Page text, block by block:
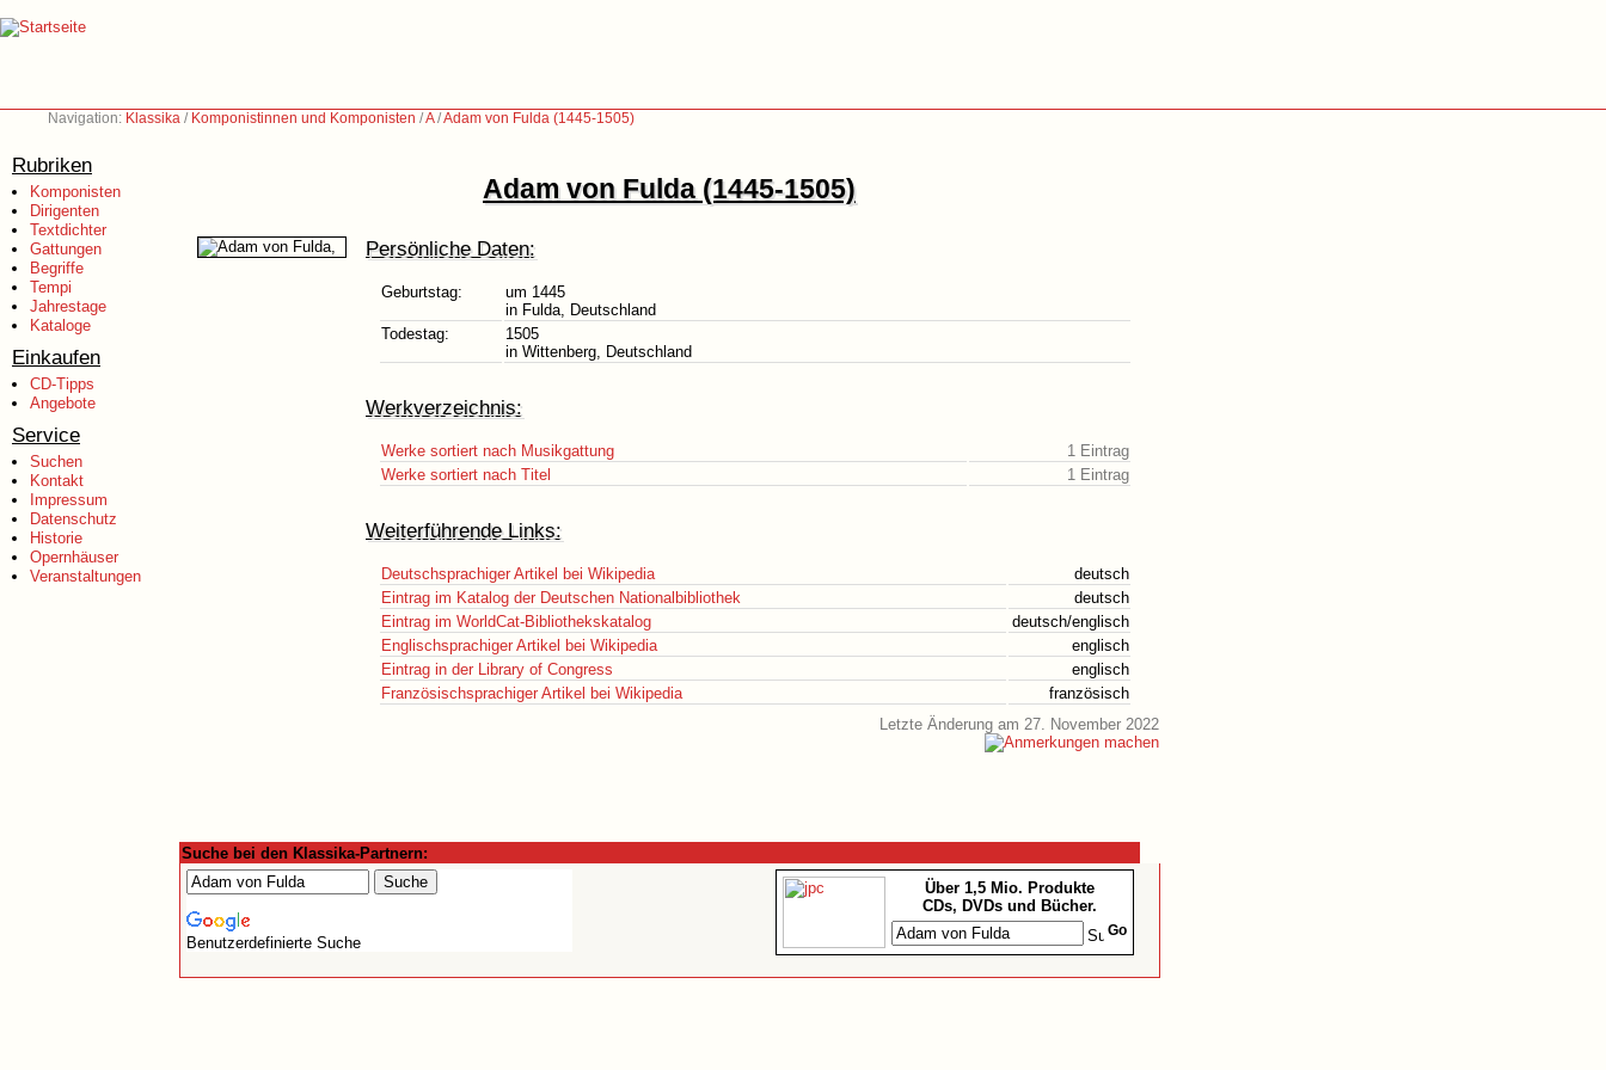
Navigation: Klassika / Komponistinnen und Komponisten /A/Adam von Fulda (1445-1505)
Rubriken
Komponisten
Dirigenten
Textdichter
Gattungen
Begriffe
Tempi
Jahrestage
Kataloge
Einkaufen
CD-Tipps
Angebote
Service
Suchen
Kontakt
Impressum
Datenschutz
Historie
Opernhäuser
Veranstaltungen
Adam von Fulda (1445-1505)
Persönliche Daten:
Geburtstag:
um 1445
in Fulda, Deutschland
Todestag:
1505
in Wittenberg, Deutschland
Werkverzeichnis:
Werke sortiert nach Musikgattung
1 Eintrag
Werke sortiert nach Titel
1 Eintrag
Weiterführende Links:
Deutschsprachiger Artikel bei Wikipedia
deutsch
Eintrag im Katalog der Deutschen Nationalbibliothek
deutsch
Eintrag im WorldCat-Bibliothekskatalog
deutsch/englisch
Englischsprachiger Artikel bei Wikipedia
englisch
Eintrag in der Library of Congress
englisch
Französischsprachiger Artikel bei Wikipedia
französisch
Letzte Änderung am 27. November 2022
Suche bei den Klassika-Partnern:
Benutzerdefinierte Suche
Über 1,5 Mio. Produkte
CDs, DVDs und Bücher.
Go